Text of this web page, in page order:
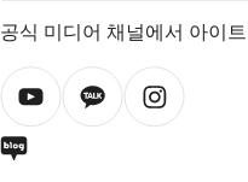
공식 미디어 채널에서 아이